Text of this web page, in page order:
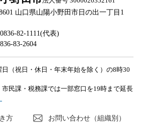
山口県山陽小野田市日の出一丁目1
82-1111(代表)
83-2604
（祝日・休日・年末年始を除く）の8時30
民課・税務課では一部窓口を19時まで延長
方 お問い合わせ（組織別）